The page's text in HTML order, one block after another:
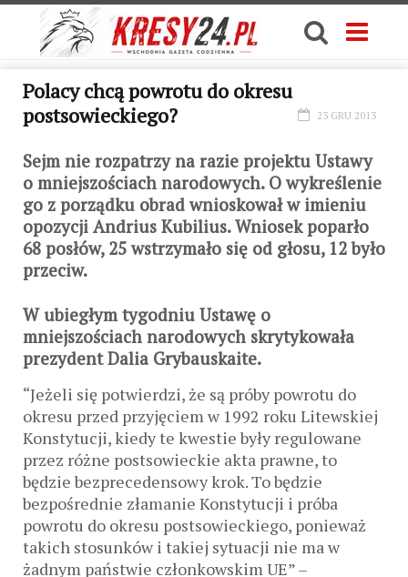
Polacy chcą powrotu do okresu
postsowieckiego?
23 GRU 2013
Sejm nie rozpatrzy na razie projektu Ustawy
o mniejszościach narodowych. O wykreślenie
go z porządku obrad wnioskował w imieniu
opozycji Andrius Kubilius. Wniosek poparło
68 posłów, 25 wstrzymało się od głosu, 12 było
przeciw.
W ubiegłym tygodniu Ustawę o
mniejszościach narodowych skrytykowała
prezydent Dalia Grybauskaite.
“Jeżeli się potwierdzi, że są próby powrotu do
okresu przed przyjęciem w 1992 roku Litewskiej
Konstytucji, kiedy te kwestie były regulowane
przez różne postsowieckie akta prawne, to
będzie bezprecedensowy krok. To będzie
bezpośrednie złamanie Konstytucji i próba
powrotu do okresu postsowieckiego, ponieważ
takich stosunków i takiej sytuacji nie ma w
żadnym państwie członkowskim UE” –